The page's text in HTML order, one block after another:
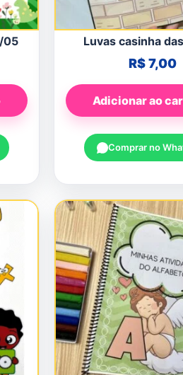
05 Luvas casinha
R$7,00
Adicionar ao
Comprar no